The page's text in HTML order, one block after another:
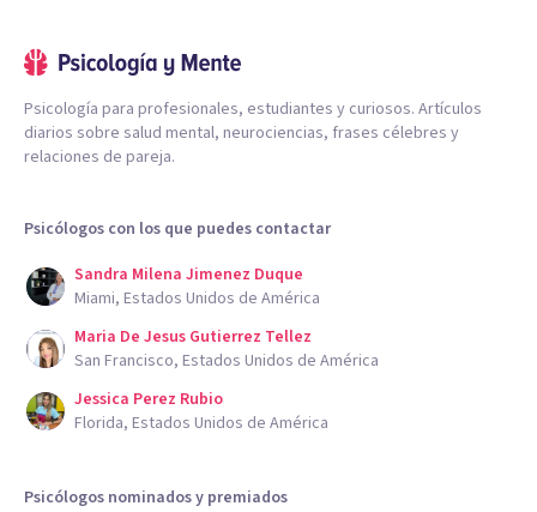
Psicología para profesionales, estudiantes y curiosos. Artículos
diarios sobre salud mental, neurociencias, frases célebres y
relaciones de pareja.
Psicólogos con los que puedes contactar
Sandra Milena Jimenez Duque
Miami, Estados Unidos de América
Maria De Jesus Gutierrez Tellez
San Francisco, Estados Unidos de América
Jessica Perez Rubio
Florida, Estados Unidos de América
Psicólogos nominados y premiados